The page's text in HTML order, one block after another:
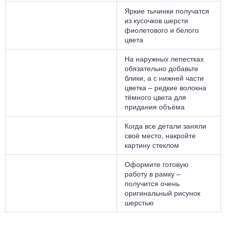
Яркие тычинки получатся
из кусочков шерсти
фиолетового и белого
цвета
На наружных лепестках
обязательно добавьте
блики, а с нижней части
цветка – редкие волокна
тёмного цвета для
придания объёма
Когда все детали заняли
своё место, накройте
картину стеклом
Оформите готовую
работу в рамку –
получится очень
оригинальный рисунок
шерстью